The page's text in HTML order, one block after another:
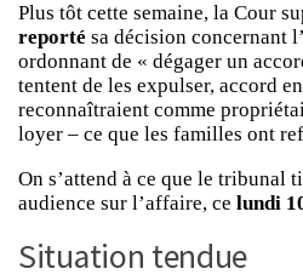
Plus tôt cette semaine, la Cour
reporté sa décision concernant
ordonnant de « dégager un
tentent de les expulser, accord
reconnaîtraient comme
loyer – ce que les familles ont
On s’attend à ce que le tribunal
audience sur l’affaire, ce lundi
Situation tendue